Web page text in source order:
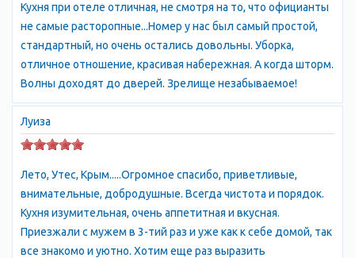
Для бронирования отеля в Утесе можно воспользоваться
множеством онлайн-сервисов и туристических сайтов. Лучше
всего выбирать отели, которые расположены близко к морю и
находятся в центре поселка, чтобы удобно добираться до
различных достопримечательностей и развлечений.
Отдых в Утесе - Курортный посёлок Утёс Парк санатория
считается памятником садово-парковой архитектуры XIX века
и состоит как бы из двух: собственно парка санатория Утёс и
Карасанского парка. Парк санатория Утес (прежде, как и вся
расположен восточнее Карасанского парка, но оба парка
Кухня при отеле отличная, не смотря на то, что официанты
не самые расторопные...Номер у нас был самый простой,
стандартный, но очень остались довольны. Уборка,
отличное отношение, красивая набережная. А когда шторм.
Волны доходят до дверей. Зрелище незабываемое!
Луиза
Лето, Утес, Крым.....Огромное спасибо, приветливые,
внимательные, добродушные. Всегда чистота и порядок.
Кухня изумительная, очень аппетитная и вкусная.
Приезжали с мужем в 3-тий раз и уже как к себе домой, так
все знакомо и уютно. Хотим еще раз выразить